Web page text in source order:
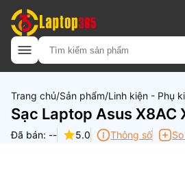
Trang chủ Sản phẩm Linh kiện - Phụ
Sạc Laptop Asus X8AC
Đã bán: -- 5.0 Thông số